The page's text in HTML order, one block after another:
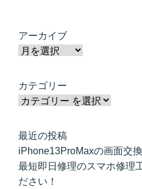
アーカイブ
カテゴリー
最近の投稿
iPhone13ProMaxの画面交
最短即日修理のスマホ修理
ださい！